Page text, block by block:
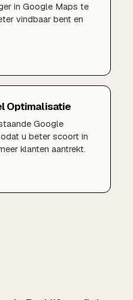
in Google Maps te
vindbaar bent en
Optimalisatie
Google
u beter scoort in
klanten aantrekt.